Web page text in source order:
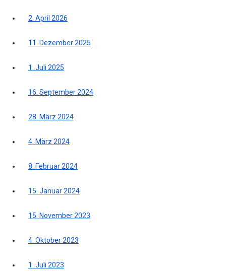
2. April 2026
11. Dezember 2025
1. Juli 2025
16. September 2024
28. März 2024
4. März 2024
8. Februar 2024
15. Januar 2024
15. November 2023
4. Oktober 2023
1. Juli 2023